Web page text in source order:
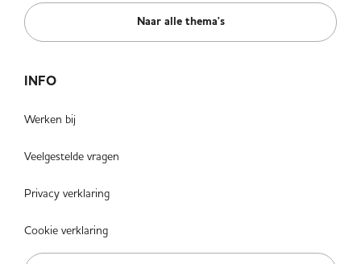
Naar alle thema's
INFO
Werken bij
Veelgestelde vragen
Privacy verklaring
Cookie verklaring